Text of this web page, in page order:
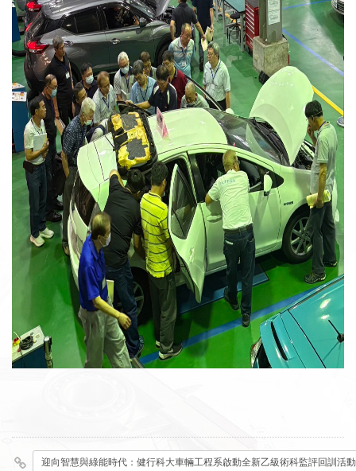
迎向智慧與綠能時代：健行科大車輛工程系啟動全新乙級術科監評回訓活動